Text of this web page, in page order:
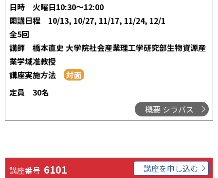
日時
火曜日10:30～12:00
開講日程
10/13, 10/27, 11/17, 11/24, 12/1
全5回
講師
橋本直史 大学院社会産業理工学研究部生物資源産
業学域准教授
講座実施方法
定員
30名
概要 シラバス
講座番号 6101
講座を申し込む